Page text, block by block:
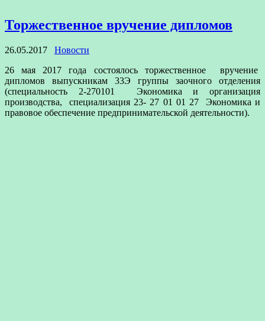
Торжественное вручение дипломов
26.05.2017
Новости
26 мая 2017 года состоялось торжественное вручение
дипломов выпускникам 33Э группы заочного отделения
(специальность 2-270101 Экономика и организация
производства, специализация 23- 27 01 01 27 Экономика и
правовое обеспечение предпринимательской деятельности).